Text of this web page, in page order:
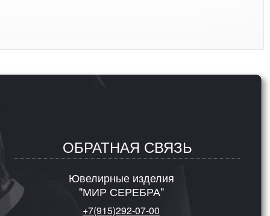
ОБРАТНАЯ СВЯЗЬ
Ювелирные изделия
"МИР СЕРЕБРА"
+7(915)292-07-00